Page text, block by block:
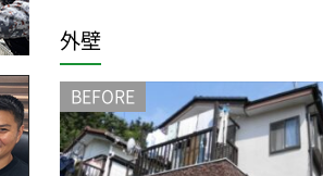
外壁
BEFORE